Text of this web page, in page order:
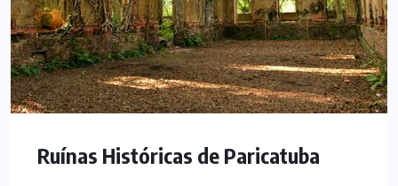
Ruínas Históricas de Paricatuba